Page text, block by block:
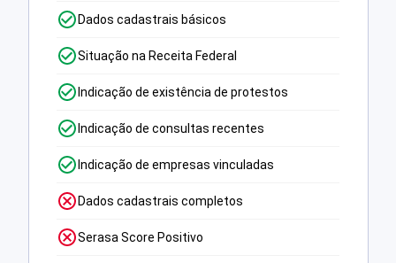
Dados cadastrais básicos
Situação na Receita Federal
Indicação de existência de protestos
Indicação de consultas recentes
Indicação de empresas vinculadas
Dados cadastrais completos
Serasa Score Positivo